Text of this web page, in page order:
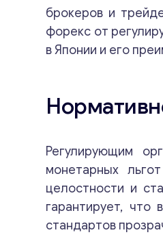
брокеров и
форекс от
в Японии и его
Регулирующим
монетарных
целостности и
гарантирует,
стандартов